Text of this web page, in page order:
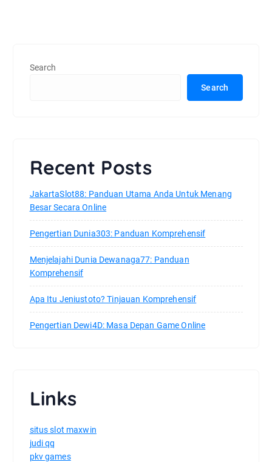
Search
Search
Recent Posts
JakartaSlot88: Panduan Utama Anda Untuk Menang
Besar Secara Online
Pengertian Dunia303: Panduan Komprehensif
Menjelajahi Dunia Dewanaga77: Panduan
Komprehensif
Apa Itu Jeniustoto? Tinjauan Komprehensif
Pengertian Dewi4D: Masa Depan Game Online
Links
situs slot maxwin
judi qq
pkv games